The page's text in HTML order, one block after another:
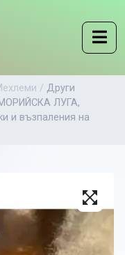
/ Други
ЛУГА,
и възпаления на